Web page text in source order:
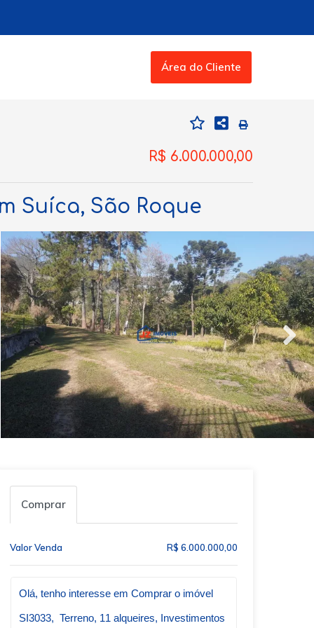
Área do Cliente
R$ 6.000.000,00
Suíca, São Roque
Comprar
Valor Venda R$ 6.000.000,00